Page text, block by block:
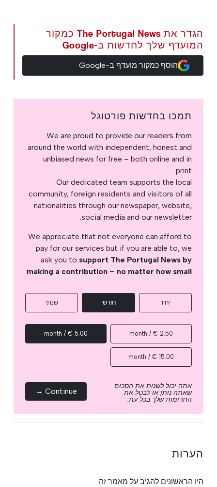
הגדר את The Portugal News כמקור
המועדף שלך לחדשות ב-Google
הוסף כמקור מועדף ב-Google
תמכו בחדשות פורטוגל
We are proud to provide our readers from
around the world with independent, honest and
unbiased news for free – both online and in
print.
Our dedicated team supports the local
community, foreign residents and visitors of all
nationalities through our newspaper, website,
social media and our newsletter.
We appreciate that not everyone can afford to
pay for our services but if you are able to, we
ask you to support The Portugal News by
making a contribution – no matter how small
.
יחיד חודשי שנתי
2.50 € / month
5.00 € / month
15.00 € / month
אתה יכול לשנות את הסכום
שאתה נותן או לבטל את
התרומות שלך בכל עת.
Continue →
הערות
היו הראשונים להגיב על מאמר זה